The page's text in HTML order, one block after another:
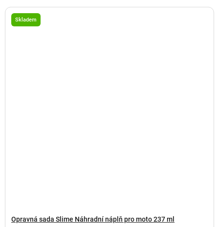
Skladem
Opravná sada Slime Náhradní náplň pro moto 237 ml